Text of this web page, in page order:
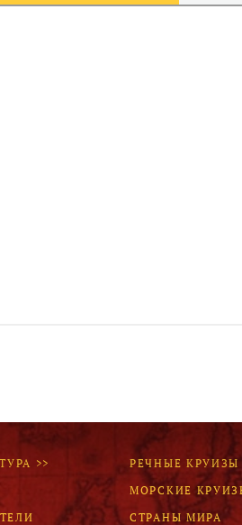
>>
РЕЧНЫЕ КРУИЗЫ
МОРСКИЕ
СТРАНЫ МИРА